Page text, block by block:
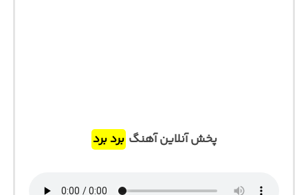
پخش آنلاین آهنگ برد برد